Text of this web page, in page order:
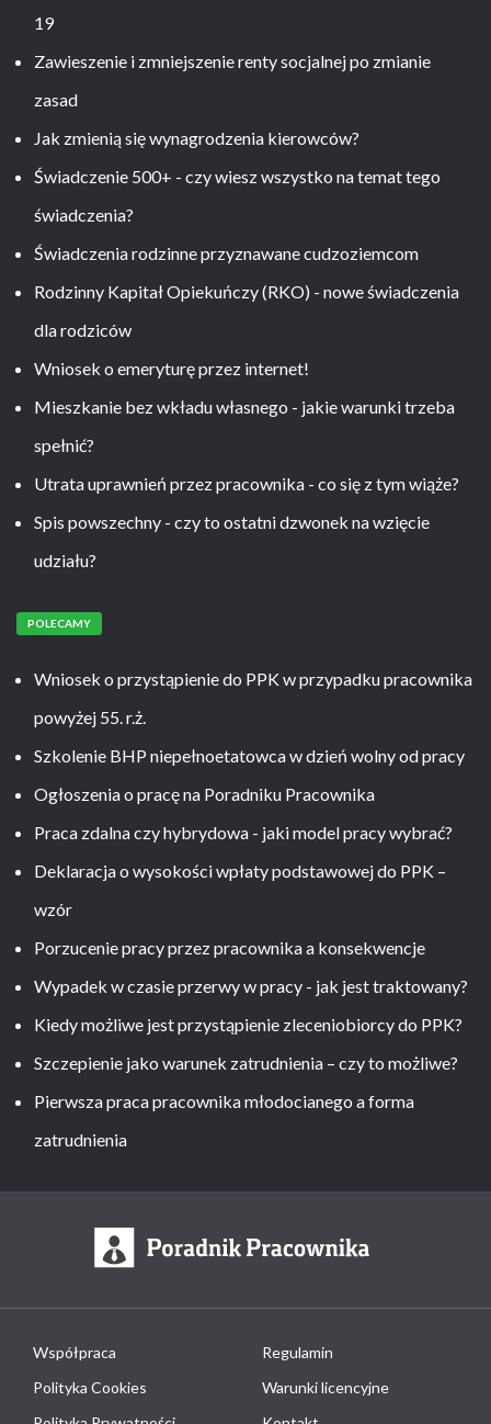
19
Zawieszenie i zmniejszenie renty socjalnej po zmianie
zasad
Jak zmienią się wynagrodzenia kierowców?
Świadczenie 500+ - czy wiesz wszystko na temat tego
świadczenia?
Świadczenia rodzinne przyznawane cudzoziemcom
Rodzinny Kapitał Opiekuńczy (RKO) - nowe świadczenia
dla rodziców
Wniosek o emeryturę przez internet!
Mieszkanie bez wkładu własnego - jakie warunki trzeba
spełnić?
Utrata uprawnień przez pracownika - co się z tym wiąże?
Spis powszechny - czy to ostatni dzwonek na wzięcie
udziału?
POLECAMY
Wniosek o przystąpienie do PPK w przypadku pracownika
powyżej 55. r.ż.
Szkolenie BHP niepełnoetatowca w dzień wolny od pracy
Ogłoszenia o pracę na Poradniku Pracownika
Praca zdalna czy hybrydowa - jaki model pracy wybrać?
Deklaracja o wysokości wpłaty podstawowej do PPK –
wzór
Porzucenie pracy przez pracownika a konsekwencje
Wypadek w czasie przerwy w pracy - jak jest traktowany?
Kiedy możliwe jest przystąpienie zleceniobiorcy do PPK?
Szczepienie jako warunek zatrudnienia – czy to możliwe?
Pierwsza praca pracownika młodocianego a forma
zatrudnienia
Współpraca
Regulamin
Polityka Cookies
Warunki licencyjne